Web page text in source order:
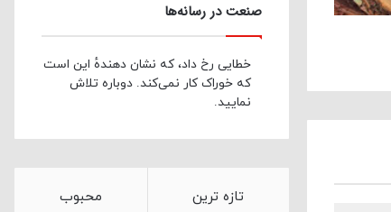
صنعت در رسانه‌ها
خطایی رخ داد، که نشان دهندهٔ این است
که خوراک کار نمی‌کند. دوباره تلاش
نمایید.
تازه ترین محبوب